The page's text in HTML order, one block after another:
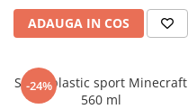
ADAUGA IN COS
-24%
Sticla plastic sport Minecraft
560 ml